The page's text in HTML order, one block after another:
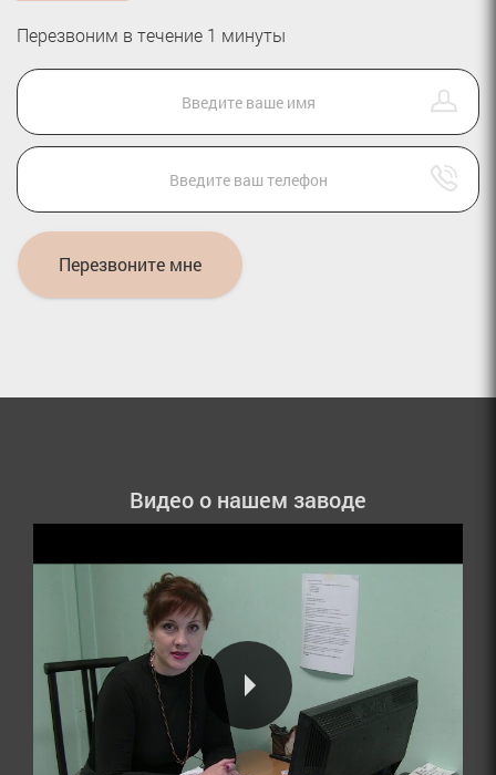
Перезвоним в течение 1 минуты
Перезвоните мне
Видео о нашем заводе